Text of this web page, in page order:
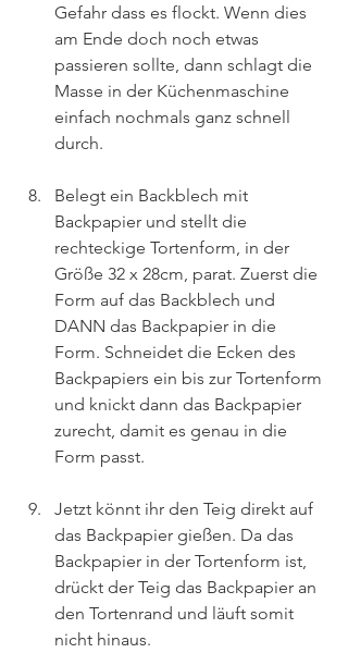
Gefahr dass es flockt. Wenn dies
am Ende doch noch etwas
passieren sollte, dann schlagt die
Masse in der Küchenmaschine
einfach nochmals ganz schnell
durch.
Belegt ein Backblech mit
Backpapier und stellt die
rechteckige Tortenform, in der
Größe 32 x 28cm, parat. Zuerst die
Form auf das Backblech und
DANN das Backpapier in die
Form. Schneidet die Ecken des
Backpapiers ein bis zur Tortenform
und knickt dann das Backpapier
zurecht, damit es genau in die
Form passt.
Jetzt könnt ihr den Teig direkt auf
das Backpapier gießen. Da das
Backpapier in der Tortenform ist,
drückt der Teig das Backpapier an
den Tortenrand und läuft somit
nicht hinaus.